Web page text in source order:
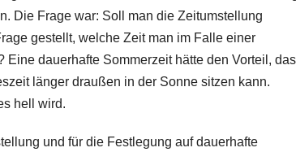
Die Frage war: Soll man die Zeitumstellung
gestellt, welche Zeit man im Falle einer
dauerhafte Sommerzeit hätte den Vorteil,
länger draußen in der Sonne sitzen kann.
hell wird.
und für die Festlegung auf dauerhafte